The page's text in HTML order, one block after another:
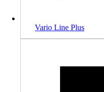
Vario Line Plus